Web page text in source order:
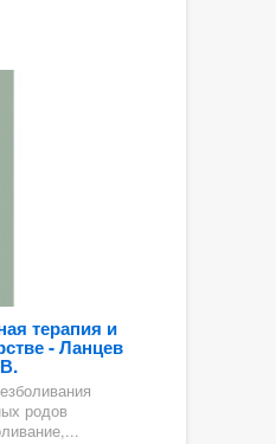
терапия и
- Ланцев
родов